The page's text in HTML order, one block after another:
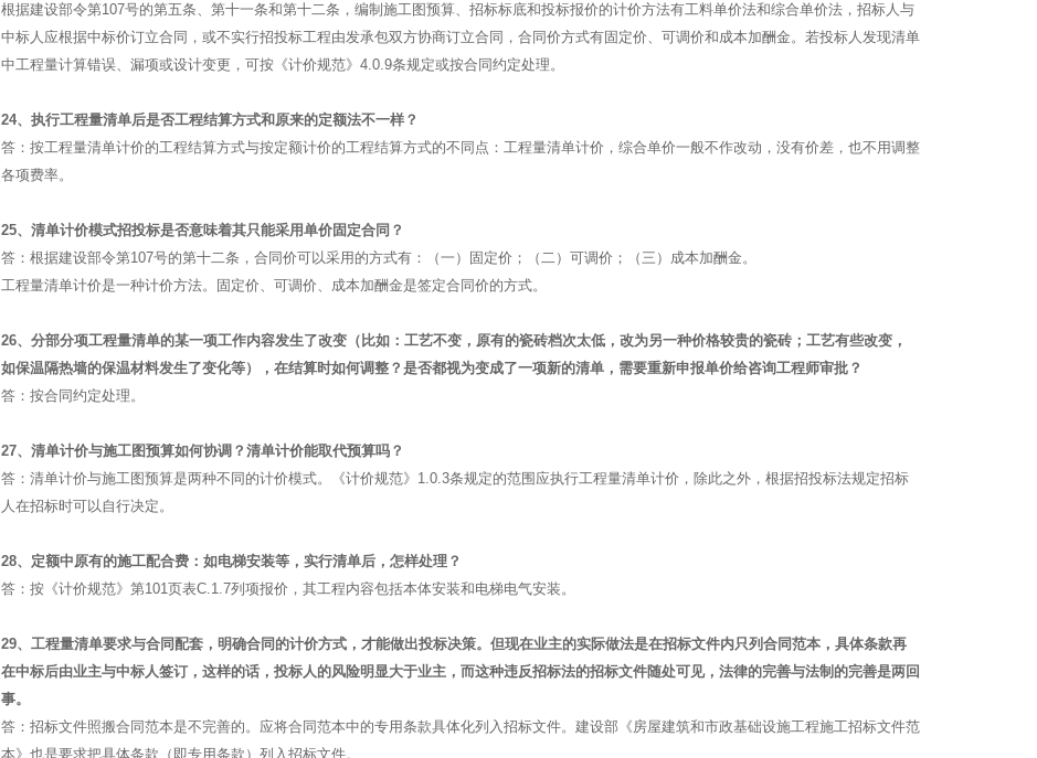
根据建设部令第107号的第五条、第十一条和第十二条，编制施工图预算、招标标底和投标报价的计价方法有工料单价法和综合单价法，招标人与
中标人应根据中标价订立合同，或不实行招投标工程由发承包双方协商订立合同，合同价方式有固定价、可调价和成本加酬金。若投标人发现清单
中工程量计算错误、漏项或设计变更，可按《计价规范》4.0.9条规定或按合同约定处理。
24、执行工程量清单后是否工程结算方式和原来的定额法不一样？
答：按工程量清单计价的工程结算方式与按定额计价的工程结算方式的不同点：工程量清单计价，综合单价一般不作改动，没有价差，也不用调整
各项费率。
25、清单计价模式招投标是否意味着其只能采用单价固定合同？
答：根据建设部令第107号的第十二条，合同价可以采用的方式有：（一）固定价；（二）可调价；（三）成本加酬金。
工程量清单计价是一种计价方法。固定价、可调价、成本加酬金是签定合同价的方式。
26、分部分项工程量清单的某一项工作内容发生了改变（比如：工艺不变，原有的瓷砖档次太低，改为另一种价格较贵的瓷砖；工艺有些改变，
如保温隔热墙的保温材料发生了变化等），在结算时如何调整？是否都视为变成了一项新的清单，需要重新申报单价给咨询工程师审批？
答：按合同约定处理。
27、清单计价与施工图预算如何协调？清单计价能取代预算吗？
答：清单计价与施工图预算是两种不同的计价模式。《计价规范》1.0.3条规定的范围应执行工程量清单计价，除此之外，根据招投标法规定招标
人在招标时可以自行决定。
28、定额中原有的施工配合费：如电梯安装等，实行清单后，怎样处理？
答：按《计价规范》第101页表C.1.7列项报价，其工程内容包括本体安装和电梯电气安装。
29、工程量清单要求与合同配套，明确合同的计价方式，才能做出投标决策。但现在业主的实际做法是在招标文件内只列合同范本，具体条款再
在中标后由业主与中标人签订，这样的话，投标人的风险明显大于业主，而这种违反招标法的招标文件随处可见，法律的完善与法制的完善是两回
事。
答：招标文件照搬合同范本是不完善的。应将合同范本中的专用条款具体化列入招标文件。建设部《房屋建筑和市政基础设施工程施工招标文件范
本》也是要求把具体条款（即专用条款）列入招标文件。